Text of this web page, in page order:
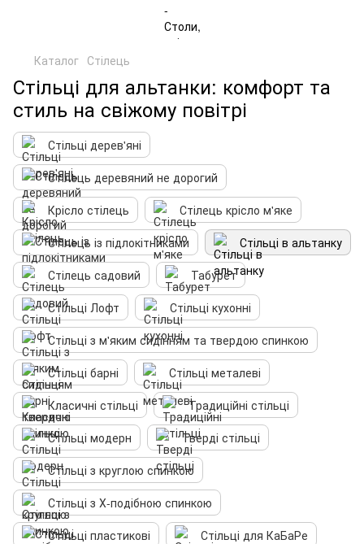
Каталог Стілець
Стільці для альтанки: комфорт та
стиль на свіжому повітрі
Стільці дерев'яні
Стілець деревяний не дорогий
Крісло стілець
Стілець крісло м'яке
Стілець із підлокітниками
Стільці в альтанку
Стілець садовий
Табурет
Стільці Лофт
Стільці кухонні
Стільці з м'яким сидінням та твердою спинкою
Стільці барні
Стільці металеві
Класичні стільці
Традиційні стільці
Стільці модерн
Тверді стільці
Стільці з круглою спинкою
Стільці з Х-подібною спинкою
Стільці пластикові
Стільці для КаБаРе